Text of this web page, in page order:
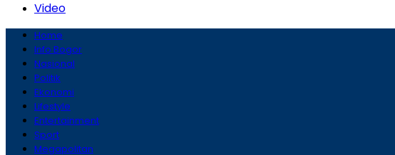
Video
Home
Info Bogor
Nasional
Politik
Ekonomi
Lifestyle
Entertainment
Sport
Megapolitan